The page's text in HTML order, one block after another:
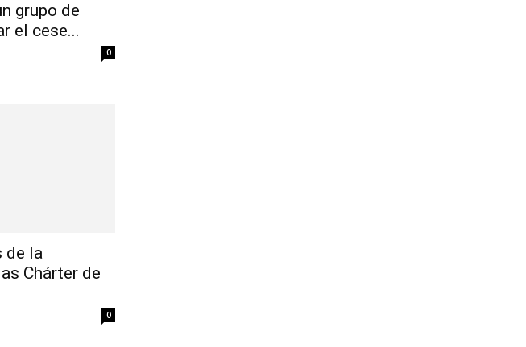
grupo de
el cese...
0
de la
Chárter de
0